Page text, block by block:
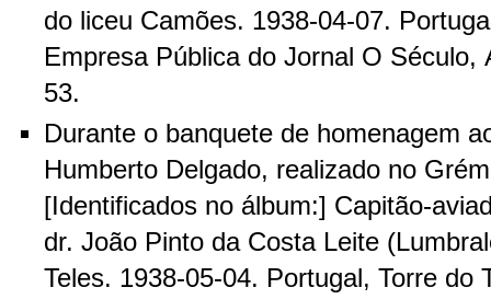
do liceu Camões. 1938-04-07.
Empresa Pública do Jornal O Século,
53.
Durante o banquete de homenagem
Humberto Delgado, realizado no
[Identificados no álbum:] Capitão-
dr. João Pinto da Costa Leite
Teles. 1938-05-04. Portugal, Torre do